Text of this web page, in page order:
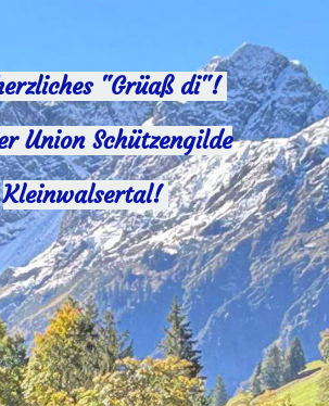
"Grüaß di"!
Union Schützengilde
Kleinwalsertal!